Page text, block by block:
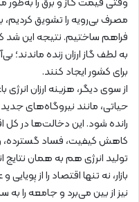
مصرف بی‌رویه را تشویق
فراهم ساختیم. نتیجه این شد
به لطف گاز ارزان زنده ماندند؛
برای کشور ایجاد کنند.
از سوی دیگر، هزینه ارزان
حیاتی، مانند نیروگاه‌های
رانده شود. این دخالت‌ها در کل
کاهش کیفیت، فساد گسترده،
تولید انرژی هم به همان
بازار، نه تنها اقتصاد را از
نیز از بین می‌برد و جامعه